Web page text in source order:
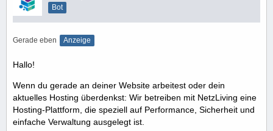
Bot
Gerade eben Anzeige
Hallo!
Wenn du gerade an deiner Website arbeitest oder dein
aktuelles Hosting überdenkst: Wir betreiben mit NetzLiving eine
Hosting-Plattform, die speziell auf Performance, Sicherheit und
einfache Verwaltung ausgelegt ist.